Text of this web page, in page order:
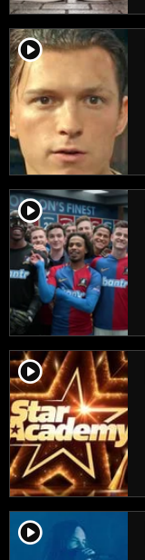
player2
player2
player2
player2